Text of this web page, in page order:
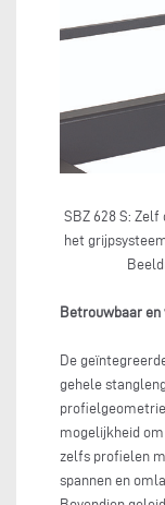
SBZ 628 S:
het
Betrouwbaar
De
gehele
mogelijkheid
zelfs profielen
spannen en